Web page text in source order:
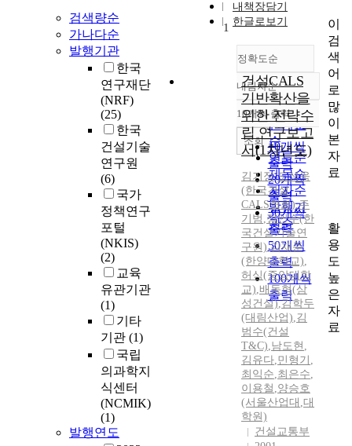
검색량순
가나다순
발행기관
한국
연구재단
(NRF)
(25)
한국
건설기술
연구원
(6)
국가
정책연구
포털
(NKIS)
(2)
교육
유관기관
(1)
기타
기관 (1)
국립
의과학지
식센터
(NCMIK)
(1)
발행연도
내책장담기
한글로보기
정확도순
정확도
순
인기도
순
연도순
제목순
저자순
발행기
관순
내림차순
내림차순
10개씩 출력
10개씩
출력
20개씩
출력
30개씩
출력
50개씩
출력
100개씩
출력
조회
1
건설CALS
기반확산을
위한 전략수
립 연구보고
서(1차년도)
김기정,도성욱
(한국건설
CALS협회),주
기범 ,정인수(한
국건설기술연
구원),김재준
(한양대학교),
허식(중앙대학
교),배동혁(삼
성건설),김학두
(대림산업),김
범수(건설
T&C),남도현 ,
김유다,민형기 ,
최익순,최은수,
이용철 ,양승호
(서울산업대 ,대
학원)
건설교통부
이
검
색
어
로
많
이
본
자
료
활
용
도
높
은
자
료